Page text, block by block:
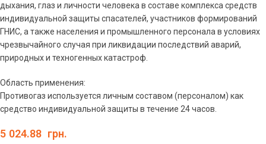
дыхания, глаз и личности человека в составе комплекса средств
индивидуальной защиты спасателей, участников формирований
ГНИС, а также населения и промышленного персонала в условиях
чрезвычайного случая при ликвидации последствий аварий,
природных и техногенных катастроф.
Область применения:
Противогаз используется личным составом (персоналом) как
средство индивидуальной защиты в течение 24 часов.
5 024.88 грн.